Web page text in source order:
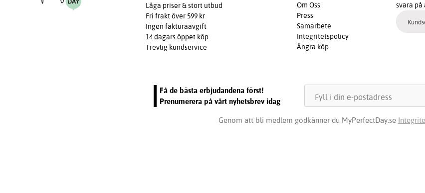
Låga priser & stort utbud
Fri frakt över 599 kr
Ingen fakturaavgift
14 dagars öppet köp
Trevlig kundservice
Om Oss
Press
Samarbete
Integritetspolicy
Ångra köp
svara
Få de bästa erbjudandena först!
Prenumerera på vårt nyhetsbrev idag
Genom att bli medlem godkänner du MyPerfectDay.se